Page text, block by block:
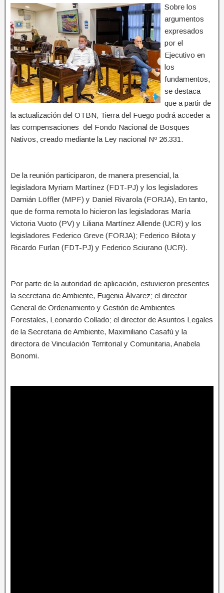
Sobre los
argumentos
expresados
por el
Ejecutivo en
los
fundamentos,
se destaca
que a partir de
la actualización del OTBN, Tierra del Fuego podrá acceder a
las compensaciones del Fondo Nacional de Bosques
Nativos, creado mediante la Ley nacional Nº 26.331.
De la reunión participaron, de manera presencial, la
legisladora Myriam Martínez (FDT-PJ) y los legisladores
Damián Löffler (MPF) y Daniel Rivarola (FORJA), En tanto,
que de forma remota lo hicieron las legisladoras María
Victoria Vuoto (PV) y Liliana Martínez Allende (UCR) y los
legisladores Federico Greve (FORJA); Federico Bilota y
Ricardo Furlan (FDT-PJ) y Federico Sciurano (UCR).
Por parte de la autoridad de aplicación, estuvieron presentes
la secretaria de Ambiente, Eugenia Álvarez; el director
General de Ordenamiento y Gestión de Ambientes
Forestales, Leonardo Collado; el director de Asuntos Legales
de la Secretaria de Ambiente, Maximiliano Casafú y la
directora de Vinculación Territorial y Comunitaria, Anabela
Bonomi.